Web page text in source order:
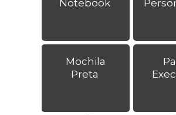
Notebook
Mochila
Preta